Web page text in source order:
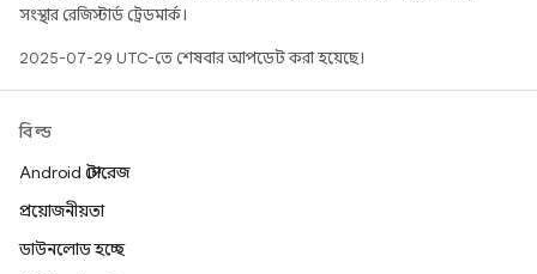
সংস্থার রেজিস্টার্ড ট্রেডমার্ক।
2025-07-29 UTC-তে শেষবার আপডেট করা হয়েছে।
বিল্ড
Android স্টোরেজ
প্রয়োজনীয়তা
ডাউনলোড হচ্ছে